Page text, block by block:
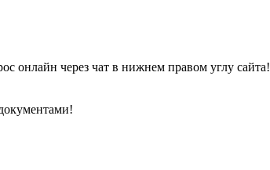
онлайн через чат в нижнем правом углу сайта!